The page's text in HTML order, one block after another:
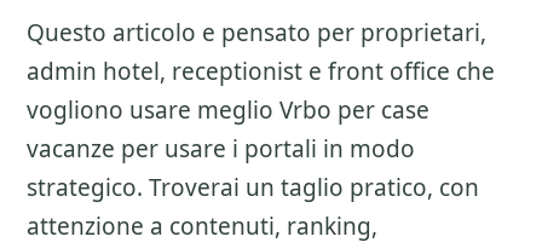
Questo articolo e pensato per proprietari,
admin hotel, receptionist e front office che
vogliono usare meglio Vrbo per case
vacanze per usare i portali in modo
strategico. Troverai un taglio pratico, con
attenzione a contenuti, ranking,